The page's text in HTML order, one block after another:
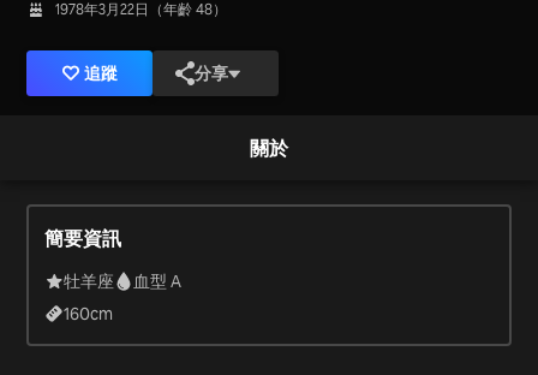
1978年3月22日（年齡 48）
追蹤 分享
關於
簡要資訊
牡羊座
血型 A
160cm